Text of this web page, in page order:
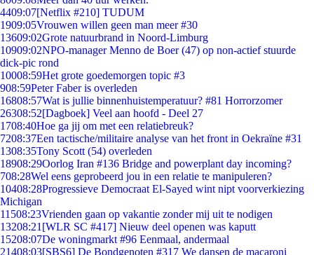
4409:07[Netflix #210] TUDUM
1909:05Vrouwen willen geen man meer #30
13609:02Grote natuurbrand in Noord-Limburg
10909:02NPO-manager Menno de Boer (47) op non-actief stuurde
dick-pic rond
10008:59Het grote goedemorgen topic #3
908:59Peter Faber is overleden
16808:57Wat is jullie binnenhuistemperatuur? #81 Horrorzomer
26308:52[Dagboek] Veel aan hoofd - Deel 27
1708:40Hoe ga jij om met een relatiebreuk?
7208:37Een tactische/militaire analyse van het front in Oekraïne #31
1308:35Tony Scott (54) overleden
18908:29Oorlog Iran #136 Bridge and powerplant day incoming?
708:28Wel eens geprobeerd jou in een relatie te manipuleren?
10408:28Progressieve Democraat El-Sayed wint nipt voorverkiezing
Michigan
11508:23Vrienden gaan op vakantie zonder mij uit te nodigen
13208:21 [WLR SC #417] Nieuw deel openen was kaputt
15208:07De woningmarkt #96 Eenmaal, andermaal
21408:03[SBS6] De Bondgenoten #317 We dansen de macaroni